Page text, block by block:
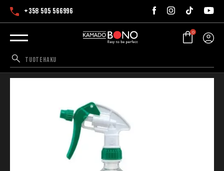
+358 505 566996
0